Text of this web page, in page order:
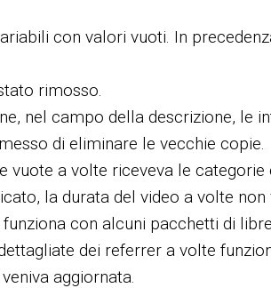
con valori vuoti. In
rimosso.
nel campo della descrizione, le
di eliminare le vecchie copie.
a volte riceveva le categorie
la durata del video a volte non
con alcuni pacchetti di
dei referrer a volte
aggiornata.